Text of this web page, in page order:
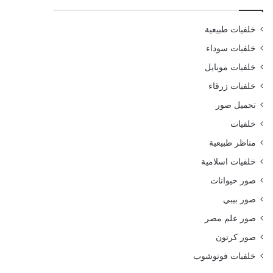
خلفيات طبيعية
خلفيات سوداء
خلفيات موبايل
خلفيات زرقاء
تحميل صور
خلفيات
مناظر طبيعية
خلفيات اسلامية
صور حيوانات
صور بيبي
صور علم مصر
صور كرتون
خلفيات فوتوشوب